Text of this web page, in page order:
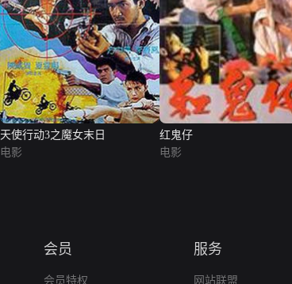
天使行动3之魔女末日
电影
红鬼仔
电影
会员
会员特权
服务
网站联盟